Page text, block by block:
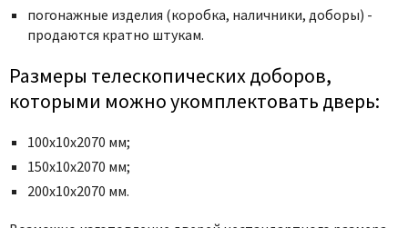
погонажные изделия (коробка, наличники, доборы) -
продаются кратно штукам.
Размеры телескопических доборов,
которыми можно укомплектовать дверь:
100х10х2070 мм;
150х10х2070 мм;
200х10х2070 мм.